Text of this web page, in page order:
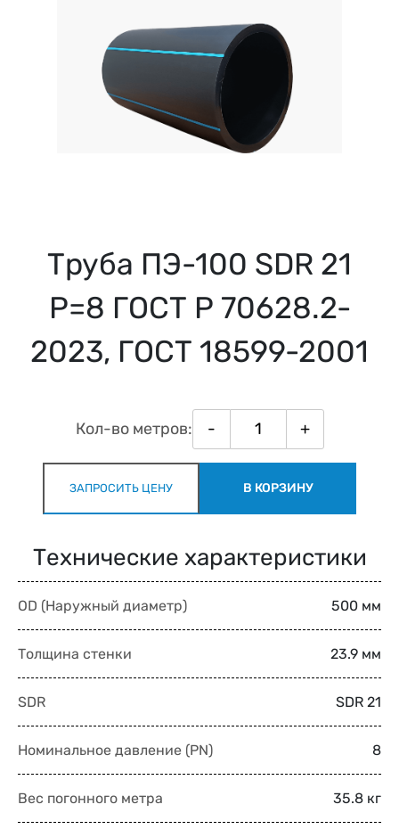
Труба ПЭ-100 SDR 21
Р=8 ГОСТ Р 70628.2-
2023, ГОСТ 18599-2001
Кол-во метров: - +
ЗАПРОСИТЬ ЦЕНУ В КОРЗИНУ
Технические характеристики
OD (Наружный диаметр) 500 мм
Толщина стенки 23.9 мм
SDR SDR 21
Номинальное давление (PN) 8
Вес погонного метра 35.8 кг